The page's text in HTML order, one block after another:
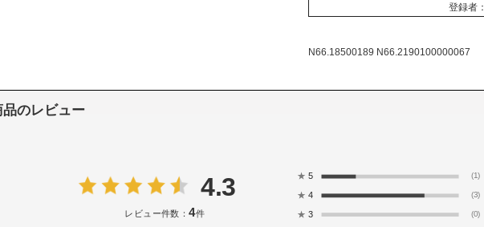
登録者：
N66.18500189 N66.2190100000067
のレビュー
4.3
レビュー件数：4件
★ 5 (1)
★ 4 (3)
★ 3 (0)